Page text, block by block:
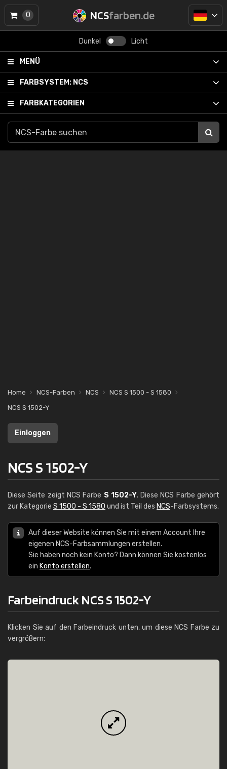
NCSfarben.de
Dunkel Licht
MENÜ
FARBSYSTEM: NCS
FARBKATEGORIEN
0
Home NCS-Farben NCS
NCS S 1500 - S 1580
NCS S 1502-Y
Einloggen
NCS S 1502-Y
Diese Seite zeigt NCS Farbe S 1502-Y. Diese NCS Farbe gehört
zur Kategorie S 1500 - S 1580 und ist Teil des NCS-Farbsystems.
Auf dieser Website können Sie mit einem Account Ihre
eigenen NCS-Farbsammlungen erstellen.
Sie haben noch kein Konto? Dann können Sie kostenlos
ein Konto erstellen.
Farbeindruck NCS S 1502-Y
Klicken Sie auf den Farbeindruck unten, um diese NCS Farbe zu
vergrößern: